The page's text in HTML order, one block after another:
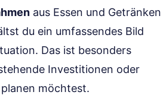
aus Essen und Getränken
du ein umfassendes Bild
Das ist besonders
Investitionen oder
möchtest.